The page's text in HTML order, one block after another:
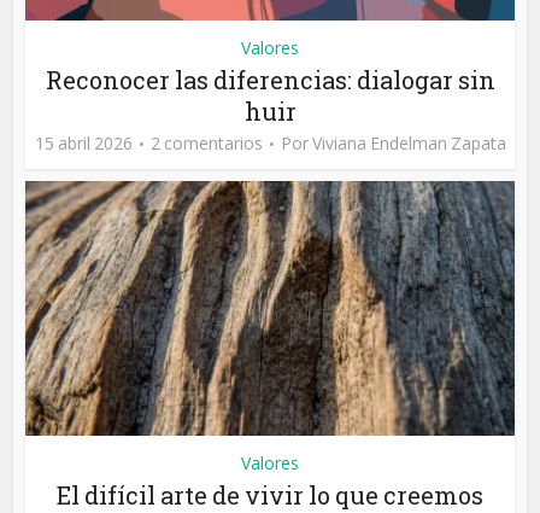
Valores
Reconocer las diferencias: dialogar sin
huir
15 abril 2026 2 comentarios PorViviana Endelman Zapata
Valores
El difícil arte de vivir lo que creemos